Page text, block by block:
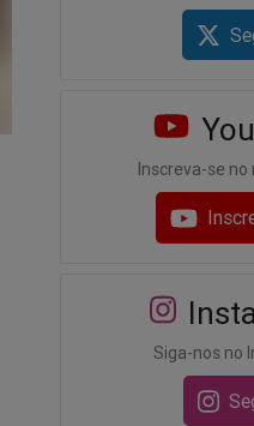
Inscreva-se no
Siga-nos no